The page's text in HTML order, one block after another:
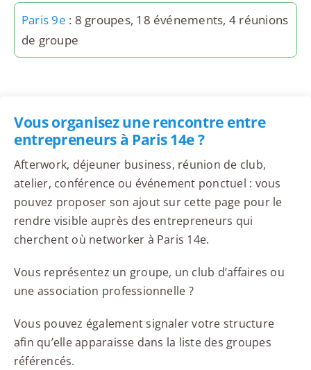
Paris 9e : 8 groupes, 18 événements, 4 réunions
de groupe
Vous organisez une rencontre entre
entrepreneurs à Paris 14e ?
Afterwork, déjeuner business, réunion de club,
atelier, conférence ou événement ponctuel : vous
pouvez proposer son ajout sur cette page pour le
rendre visible auprès des entrepreneurs qui
cherchent où networker à Paris 14e.
Vous représentez un groupe, un club d’affaires ou
une association professionnelle ?
Vous pouvez également signaler votre structure
afin qu’elle apparaisse dans la liste des groupes
référencés.